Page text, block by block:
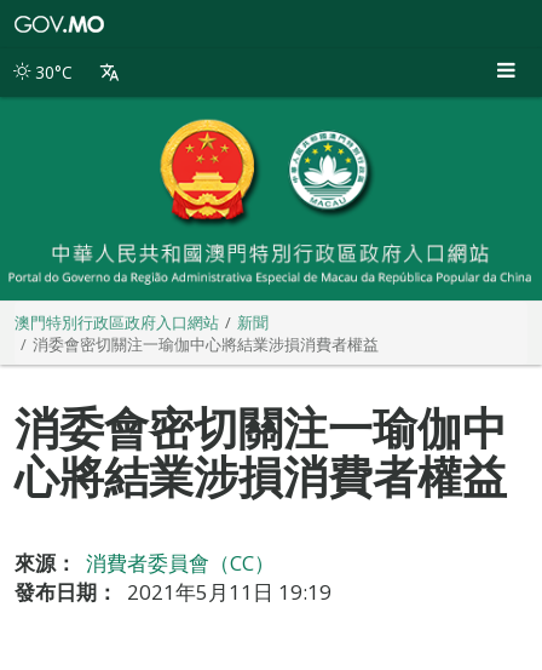
別
30°C
澳門特別行政區政府入口網站
新聞
消委會密切關注一瑜伽中心將結業涉損消費者權益
消委會密切關注一瑜伽中
心將結業涉損消費者權益
來源：
消費者委員會（CC）
發布日期：
2021年5月11日 19:19